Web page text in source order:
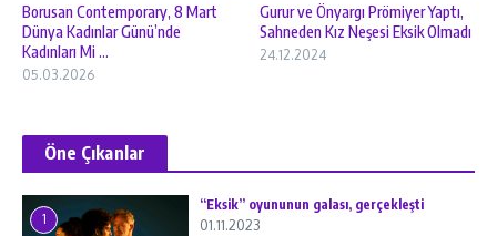
Borusan Contemporary, 8 Mart
Dünya Kadınlar Günü’nde
Kadınları Mi ...
05.03.2026
Gurur ve Önyargı Prömiyer Yaptı,
Sahneden Kız Neşesi Eksik Olmadı
24.12.2024
Öne Çıkanlar
1
“Eksik” oyununun galası, gerçekleşti
01.11.2023